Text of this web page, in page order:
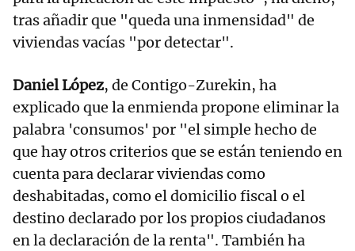
tras añadir que "queda una inmensidad" de
viviendas vacías "por detectar".
Daniel López, de Contigo-Zurekin, ha
explicado que la enmienda propone eliminar la
palabra 'consumos' por "el simple hecho de
que hay otros criterios que se están teniendo en
cuenta para declarar viviendas como
deshabitadas, como el domicilio fiscal o el
destino declarado por los propios ciudadanos
en la declaración de la renta". También ha